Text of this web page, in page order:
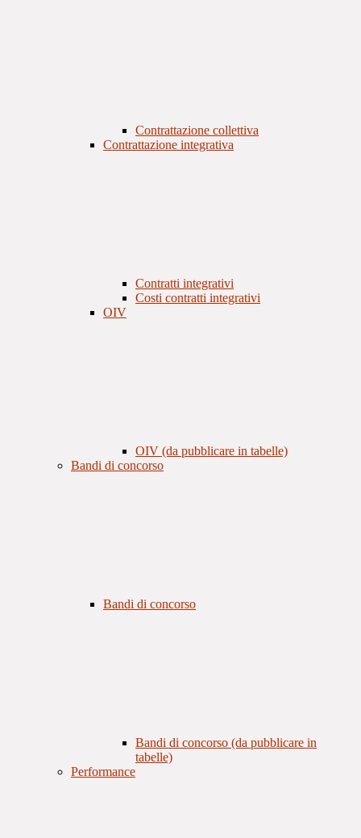
Contrattazione collettiva
Contrattazione integrativa
Contratti integrativi
Costi contratti integrativi
OIV
OIV (da pubblicare in tabelle)
Bandi di concorso
Bandi di concorso
Bandi di concorso (da pubblicare in
tabelle)
Performance